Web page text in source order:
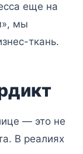
еще на
мы
ткань.
— это не
В реалиях